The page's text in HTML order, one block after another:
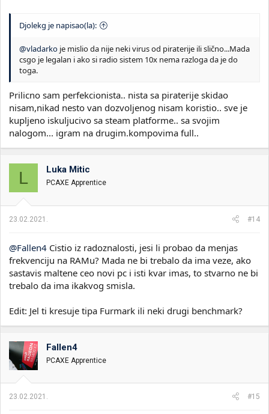
Djolekg je napisao(la):
@vladarko je mislio da nije neki virus od piraterije ili slično...Mada
csgo je legalan i ako si radio sistem 10x nema razloga da je do
toga.
Prilicno sam perfekcionista.. nista sa piraterije skidao
nisam,nikad nesto van dozvoljenog nisam koristio.. sve je
kupljeno iskuljucivo sa steam platforme.. sa svojim
nalogom... igram na drugim.kompovima full..
L Luka Mitic
PCAXE Apprentice
23.02.2021. #14
@Fallen4 Cistio iz radoznalosti, jesi li probao da menjas
frekvenciju na RAMu? Mada ne bi trebalo da ima veze, ako
sastavis maltene ceo novi pc i isti kvar imas, to stvarno ne bi
trebalo da ima ikakvog smisla.
Edit: Jel ti kresuje tipa Furmark ili neki drugi benchmark?
Fallen4
PCAXE Apprentice
23.02.2021. #15